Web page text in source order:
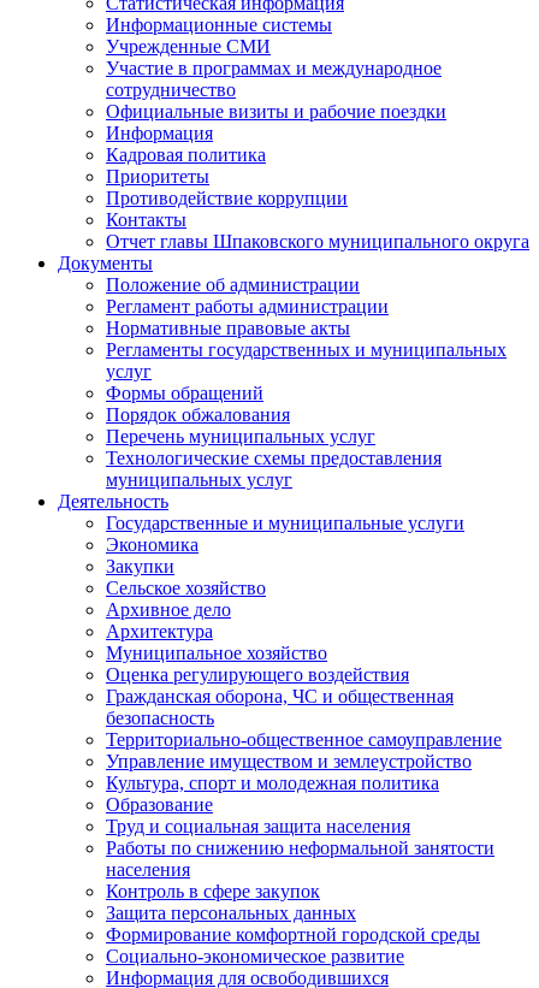
Информационные системы
Учрежденные СМИ
Участие в программах и международное
сотрудничество
Официальные визиты и рабочие поездки
Информация
Кадровая политика
Приоритеты
Противодействие коррупции
Контакты
Отчет главы Шпаковского муниципального округа
Документы
Положение об администрации
Регламент работы администрации
Нормативные правовые акты
Регламенты государственных и муниципальных
услуг
Формы обращений
Порядок обжалования
Перечень муниципальных услуг
Технологические схемы предоставления
муниципальных услуг
Деятельность
Государственные и муниципальные услуги
Экономика
Закупки
Сельское хозяйство
Архивное дело
Архитектура
Муниципальное хозяйство
Оценка регулирующего воздействия
Гражданская оборона, ЧС и общественная
безопасность
Территориально-общественное самоуправление
Управление имуществом и землеустройство
Культура, спорт и молодежная политика
Образование
Труд и социальная защита населения
Работы по снижению неформальной занятости
населения
Контроль в сфере закупок
Защита персональных данных
Формирование комфортной городской среды
Социально-экономическое развитие
Информация для освободившихся